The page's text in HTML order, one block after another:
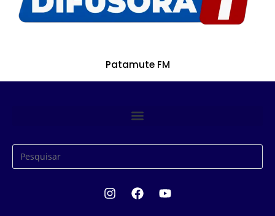
Patamute FM